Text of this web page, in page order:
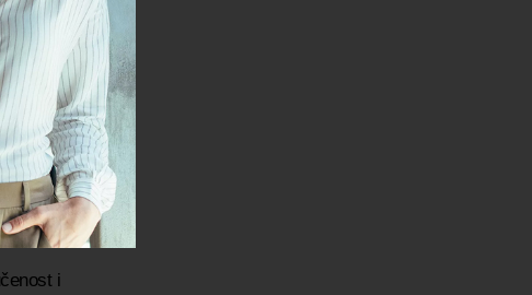
ljudi. Mislim
dobrom
za drugo
dete i dalje
i